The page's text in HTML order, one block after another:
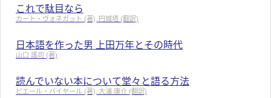
これで駄目なら
カート・ヴォネガット (著), 円城塔 (翻訳)
日本語を作った男 上田万年とその時代
山口 謠司 (著)
読んでいない本について堂々と語る方法
ピエール・バイヤール (著), 大浦 康介 (翻訳)